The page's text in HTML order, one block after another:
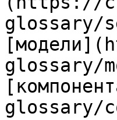
glossary/
glossary/
glossary/